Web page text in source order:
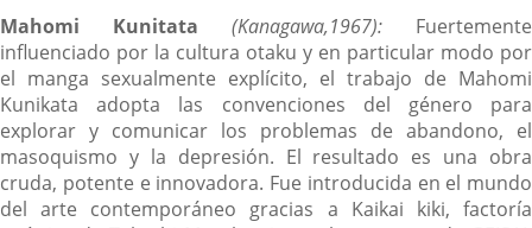
Mahomi Kunitata (Kanagawa,1967): Fuertemente
influenciado por la cultura otaku y en particular modo por
el manga sexualmente explícito, el trabajo de Mahomi
Kunikata adopta las convenciones del género para
explorar y comunicar los problemas de abandono, el
masoquismo y la depresión. El resultado es una obra
cruda, potente e innovadora. Fue introducida en el mundo
del arte contemporáneo gracias a Kaikai kiki, factoría